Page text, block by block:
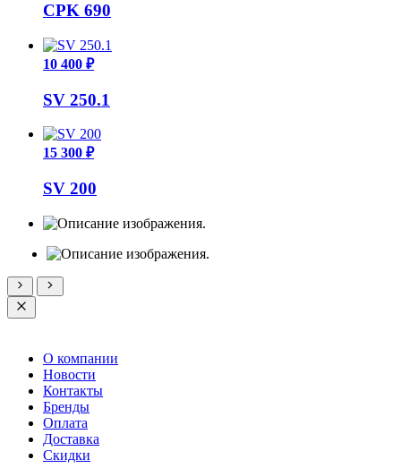
CPK 690
10 400 ₽
SV 250.1
15 300 ₽
SV 200
О компании
Новости
Контакты
Бренды
Оплата
Доставка
Скидки